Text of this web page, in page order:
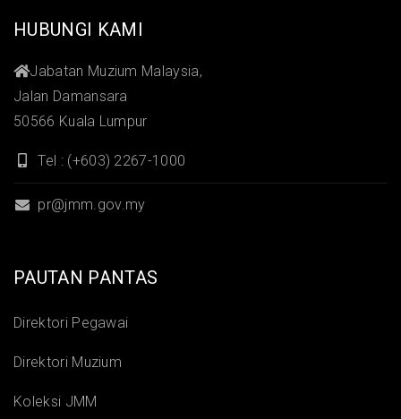
HUBUNGI KAMI
Jabatan Muzium Malaysia,
Jalan Damansara
50566 Kuala Lumpur
Tel : (+603) 2267-1000
pr@jmm.gov.my
PAUTAN PANTAS
Direktori Pegawai
Direktori Muzium
Koleksi JMM